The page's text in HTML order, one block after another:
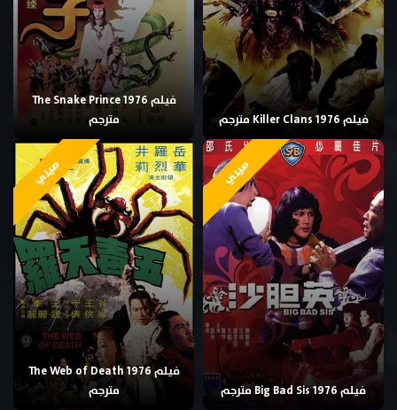
فيلم Killer Clans 1976 مترجم
فيلم The Snake Prince 1976
مترجم
صيني
فيلم Big Bad Sis 1976 مترجم
صيني
فيلم The Web of Death 1976
مترجم